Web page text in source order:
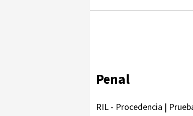
Penal
RIL - Procedencia |